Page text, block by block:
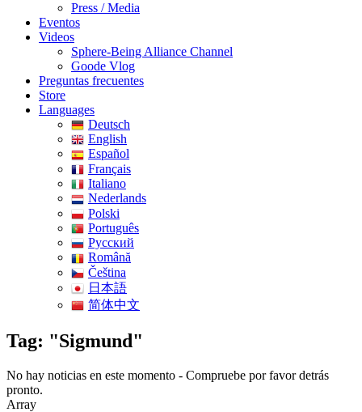
Press / Media
Eventos
Videos
Sphere-Being Alliance Channel
Goode Vlog
Preguntas frecuentes
Store
Languages
Deutsch
English
Español
Français
Italiano
Nederlands
Polski
Português
Pусский
Română
Čeština
日本語
简体中文
Tag: "Sigmund"
No hay noticias en este momento - Compruebe por favor detrás
pronto.
Array